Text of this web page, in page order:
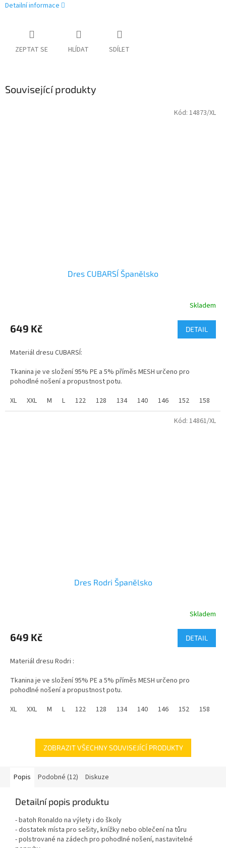
Detailní informace
ZEPTAT SE HLÍDAT SDÍLET
Související produkty
Dres CUBARSÍ Španělsko
produktu
je
z
hvězdiček.
Skladem
649 Kč DETAIL
Materiál dresu CUBARSÍ:
Tkanina je ve složení 95% PE a 5% příměs MESH určeno pro
pohodlné nošení a propustnost potu.
Dres CUBARSÍ Španělsko je ikonickým kouskem, který reprezentuje
anglický fotbalový klub. Dres kombinuje tradiční styl s moderními
XL XXL M L 122 128 134 140 146 152 158
Kód: 14873/XL
Dres Rodri Španělsko
produktu
je
z
hvězdiček.
Skladem
649 Kč DETAIL
Materiál dresu Rodri :
Tkanina je ve složení 95% PE a 5% příměs MESH určeno pro
pohodlné nošení a propustnost potu.
Dres Rodri Španělsko je ikonickým kouskem, který reprezentuje
XL XXL M L 122 128 134 140 146 152 158
Kód: 14861/XL
ZOBRAZIT VŠECHNY SOUVISEJÍCÍ PRODUKTY
Popis Podobné (12) Diskuze
Detailní popis produktu
- batoh Ronaldo na výlety i do školy
- dostatek místa pro sešity, knížky nebo oblečení na tůru
- polstrované na zádech pro pohodlné nošení, nastavitelné